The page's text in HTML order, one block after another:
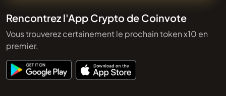
Rencontrez l'App Crypto de Coinvote
Vous trouverez certainement le prochain token x10 en
premier.